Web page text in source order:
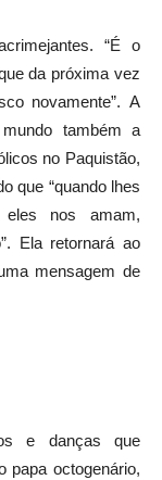
“É o
da próxima vez
novamente”. A
também a
no Paquistão,
que “quando lhes
eles nos amam,
Ela retornará ao
mensagem de
e danças que
papa octogenário,